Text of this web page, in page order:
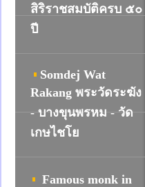
สิริราชสมบัติครบ ๕๐
ปี
Somdej Wat
Rakang พระวัดระฆัง
- บางขุนพรหม - วัด
เกษไชโย
Famous monk in